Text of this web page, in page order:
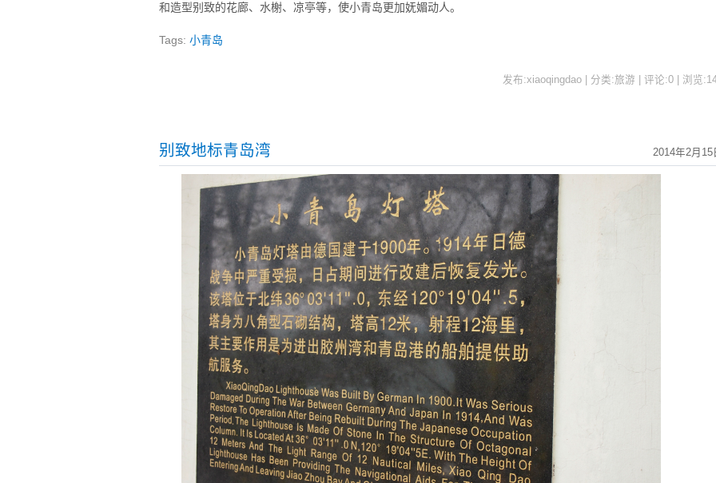
和造型别致的花廊、水榭、凉亭等，使小青岛更加妩媚动人。
Tags:小青岛
发布:xiaoqingdao | 分类:旅游 | 评论:0 | 浏览:
2014年2月15
别致地标青岛湾